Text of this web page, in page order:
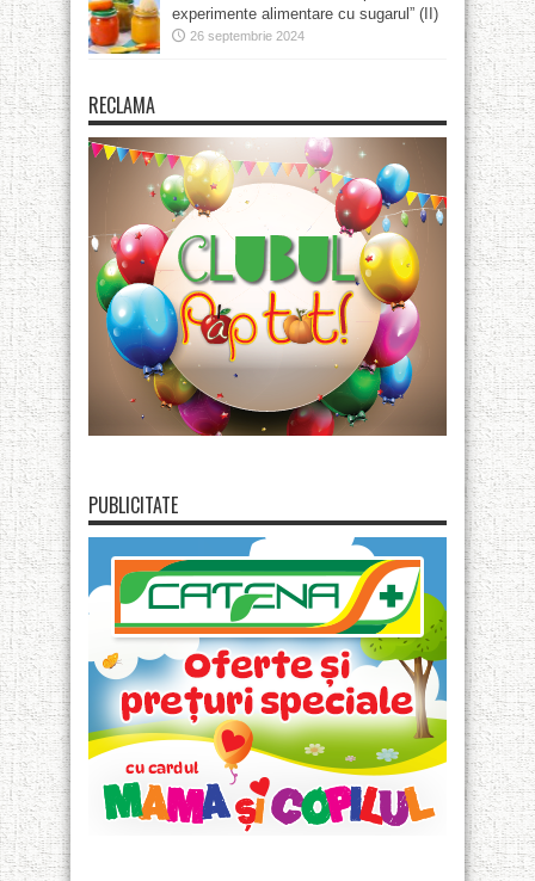
experimente alimentare cu sugarul” (II)
26 septembrie 2024
RECLAMA
PUBLICITATE